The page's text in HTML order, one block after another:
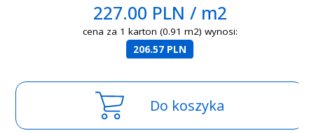
227.00 PLN / m2
cena za 1 karton (0.91 m2) wynosi:
206.57 PLN
Do koszyka